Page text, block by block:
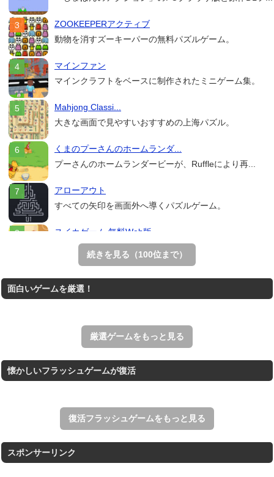
ZOOKEEPERアクティブ
動物を消すズーキーパーの無料パズルゲーム。
マインファン
マインクラフトをベースに制作されたミニゲーム集。
Mahjong Classi...
大きな画面で見やすいおすすめの上海パズル。
くまのプーさんのホームランダ...
プーさんのホームランダービーが、Ruffleにより再...
アローアウト
すべての矢印を画面外へ導くパズルゲーム。
スイカゲーム 無料Web版
スイカゲームをスクラッチで再現した無料Web版。
ホールを巨大に育成する落とし穴ゲーム。
制限時間内のクリアとハイスコアを目指す上海ゲーム。
続きを見る（100位まで）
面白いゲームを厳選！
厳選ゲームをもっと見る
懐かしいフラッシュゲームが復活
復活フラッシュゲームをもっと見る
スポンサーリンク